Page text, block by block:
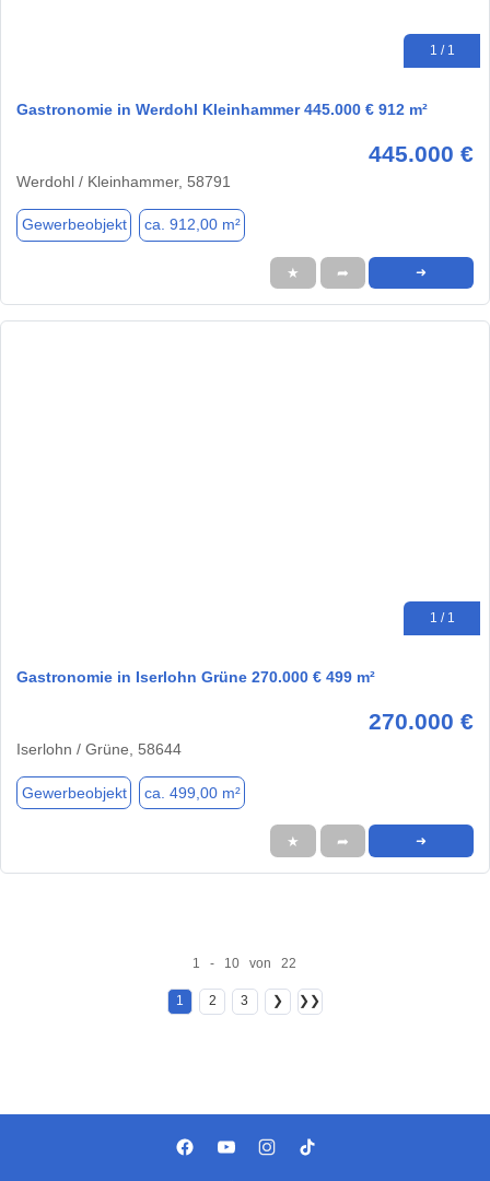
1 / 1
Gastronomie in Werdohl Kleinhammer 445.000 € 912 m²
445.000 €
Werdohl / Kleinhammer, 58791
Gewerbeobjekt ca. 912,00 m²
★ ➦ ➜
1 / 1
Gastronomie in Iserlohn Grüne 270.000 € 499 m²
270.000 €
Iserlohn / Grüne, 58644
Gewerbeobjekt ca. 499,00 m²
★ ➦ ➜
1 - 10 von 22
1 2 3 ❯ ❯❯